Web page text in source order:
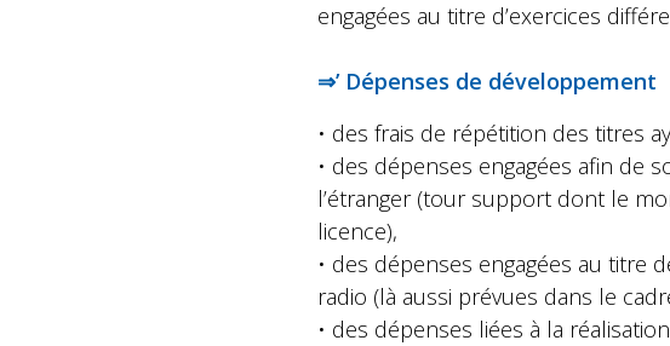
engagées au titre d’exercices
⇒’ Dépenses de développement
• des frais de répétition des titres
• des dépenses engagées afin de
l’étranger (tour support dont le
licence),
• des dépenses engagées au titre
radio (là aussi prévues dans le
• des dépenses liées à la